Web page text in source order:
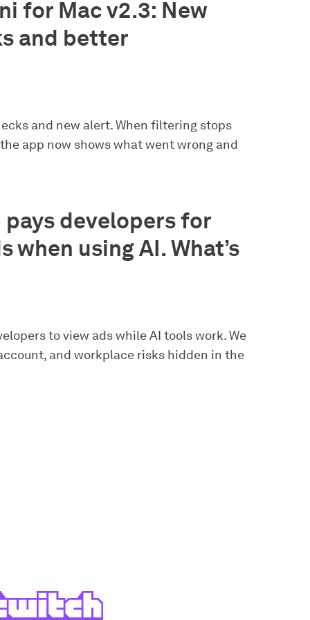
for Mac v2.3: New
and better
and new alert. When filtering stops
app now shows what went wrong and
developers for
when using AI. What’s
to view ads while AI tools work. We
and workplace risks hidden in the